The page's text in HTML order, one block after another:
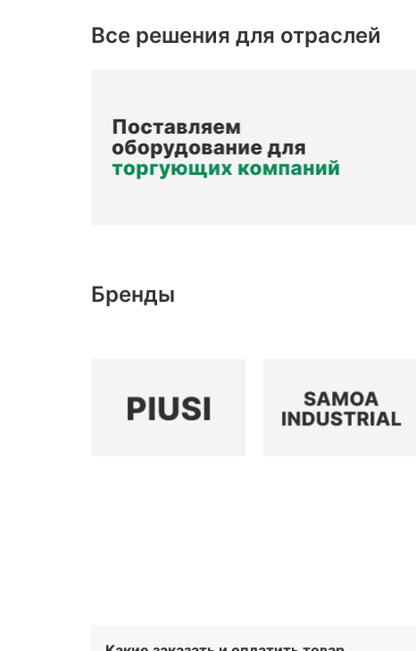
Все решения для отраслей
Бренды